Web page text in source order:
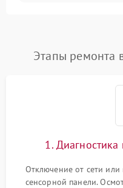
Этапы ремонта
1.
Отключение от сети
сенсорной панели.